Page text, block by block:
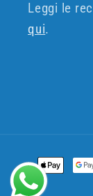
Leggi le
qui.
Metodi
di